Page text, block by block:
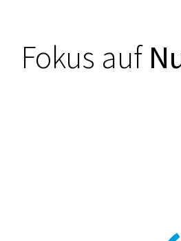
Fokus auf